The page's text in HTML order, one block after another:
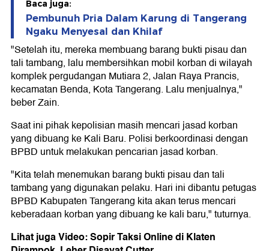
Baca juga:
Pembunuh Pria Dalam Karung di Tangerang
Ngaku Menyesal dan Khilaf
"Setelah itu, mereka membuang barang bukti pisau dan
tali tambang, lalu membersihkan mobil korban di wilayah
komplek pergudangan Mutiara 2, Jalan Raya Prancis,
kecamatan Benda, Kota Tangerang. Lalu menjualnya,"
beber Zain.
Saat ini pihak kepolisian masih mencari jasad korban
yang dibuang ke Kali Baru. Polisi berkoordinasi dengan
BPBD untuk melakukan pencarian jasad korban.
"Kita telah menemukan barang bukti pisau dan tali
tambang yang digunakan pelaku. Hari ini dibantu petugas
BPBD Kabupaten Tangerang kita akan terus mencari
keberadaan korban yang dibuang ke kali baru," tuturnya.
Lihat juga Video: Sopir Taksi Online di Klaten